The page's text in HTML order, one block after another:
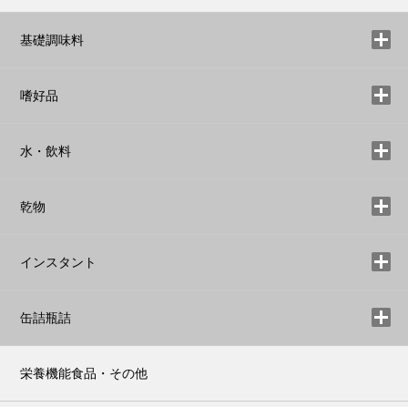
基礎調味料
嗜好品
水・飲料
乾物
インスタント
缶詰瓶詰
栄養機能食品・その他